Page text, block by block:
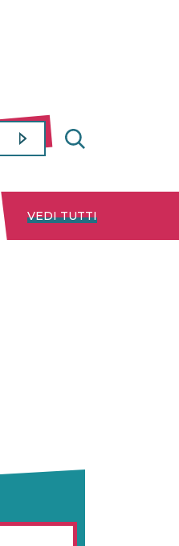
NETFLIX
VEDI TUTTI